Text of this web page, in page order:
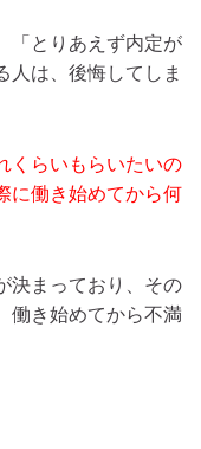
「とりあえず内定が
人は、後悔してしま
くらいもらいたいの
に働き始めてから何
決まっており、その
働き始めてから不満